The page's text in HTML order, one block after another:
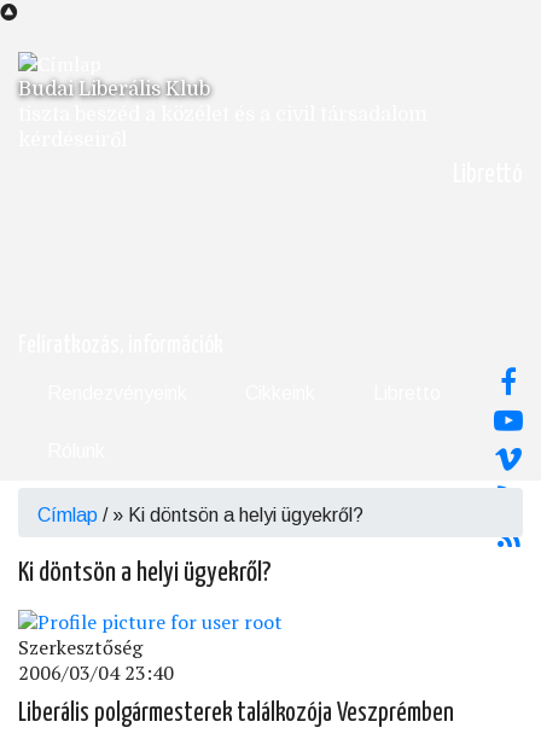
Ugrás
tartalomra
Budai Liberális Klub
Morzsa
Címlap / Ki döntsön a helyi ügyekről?
Ki döntsön a helyi ügyekről?
Szerkesztőség
2006/03/04 23:40
Liberális polgármesterek találkozója Veszprémben